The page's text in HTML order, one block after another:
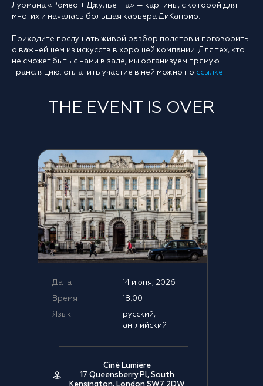
Лурмана «Ромео + Джульетта» — картины, с которой для
многих и началась большая карьера ДиКаприо.
Приходите послушать живой разбор полетов и поговорить
о важнейшем из искусств в хорошей компании. Для тех, кто
не сможет быть с нами в зале, мы организуем прямую
трансляцию: оплатить участие в ней можно по ссылке.
THE EVENT IS OVER
Дата 14 июня, 2026
Время 18:00
Язык
русский,
английский
Ciné Lumière
17 Queensberry Pl, South
Kensington, London SW7 2DW